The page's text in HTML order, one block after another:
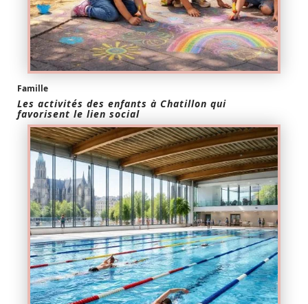
Famille
Les activités des enfants à Chatillon qui
favorisent le lien social